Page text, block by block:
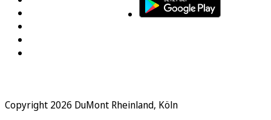
Copyright 2026 DuMont Rheinland, Köln